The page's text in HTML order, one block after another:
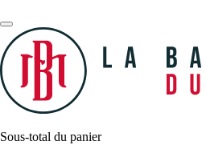
Sous-total du panier